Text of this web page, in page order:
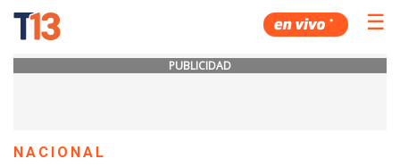
☰
PUBLICIDAD
NACIONAL